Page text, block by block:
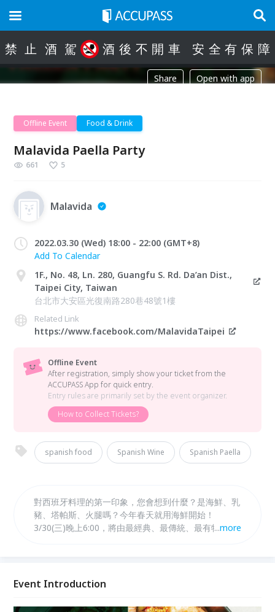
禁 止 酒 駕 酒 後 不 開 車 安 全 有 保 障
Share Open with app
Offline Event Food & Drink
Malavida Paella Party
661 5
Malavida
2022.03.30 (Wed) 18:00 - 22:00 (GMT+8)
Add To Calendar
1F., No. 48, Ln. 280, Guangfu S. Rd. Da’an Dist.,
Taipei City, Taiwan
台北市大安區光復南路280巷48號1樓
Related Link
https://www.facebook.com/MalavidaTaipei
Offline Event
After registration, simply show your ticket from the
ACCUPASS App for quick entry.
Entry rules are primarily set by the event organizer.
How to Collect Tickets?
spanish food Spanish Wine Spanish Paella
對西班牙料理的第一印象，您會想到什麼？是海鮮、乳
豬、塔帕斯、火腿嗎？今年春天就用海鮮開始！
3/30(三)晚上6:00，將由最經典、最傳統、最有特色的
💋🇪🇸
...more
Event Introduction